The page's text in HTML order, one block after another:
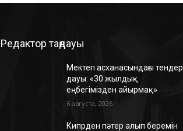
Редактор таңдауы
Мектеп асханасындағы тендер
дауы: «30 жылдық
еңбегімізден айырмақ»
6 августа, 2026
Кипрден пәтер алып беремін